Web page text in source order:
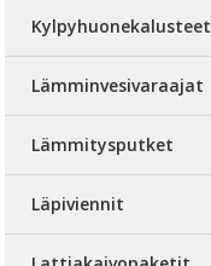
Kylpyhuonekalusteet
Lämminvesivaraajat
Lämmitysputket
Läpiviennit